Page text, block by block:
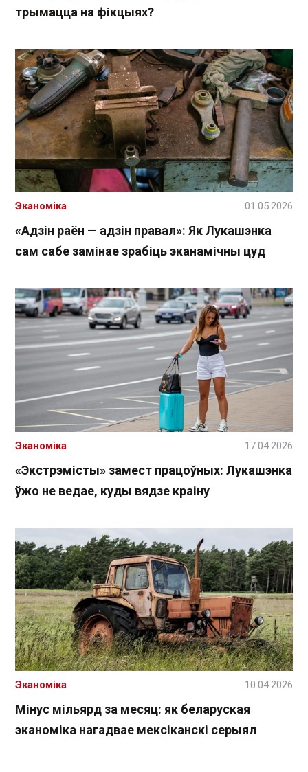
трымацца на фікцыях?
«Адзін раён — адзін правал»: Як Лукашэнка
сам сабе замінае зрабіць эканамічны цуд
Эканоміка 01.05.2026
«Экстрэмісты» замест працоўных: Лукашэнка
ўжо не ведае, куды вядзе краіну
Эканоміка 17.04.2026
Мінус мільярд за месяц: як беларуская
эканоміка нагадвае мексіканскі серыял
Эканоміка 10.04.2026